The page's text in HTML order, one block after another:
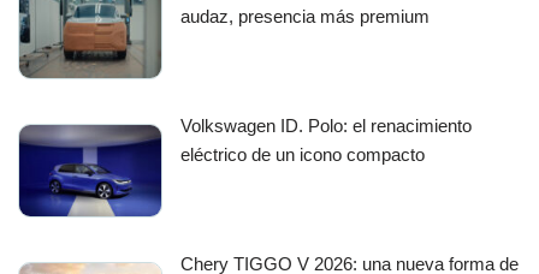
audaz, presencia más premium
Volkswagen ID. Polo: el renacimiento
eléctrico de un icono compacto
Chery TIGGO V 2026: una nueva forma de